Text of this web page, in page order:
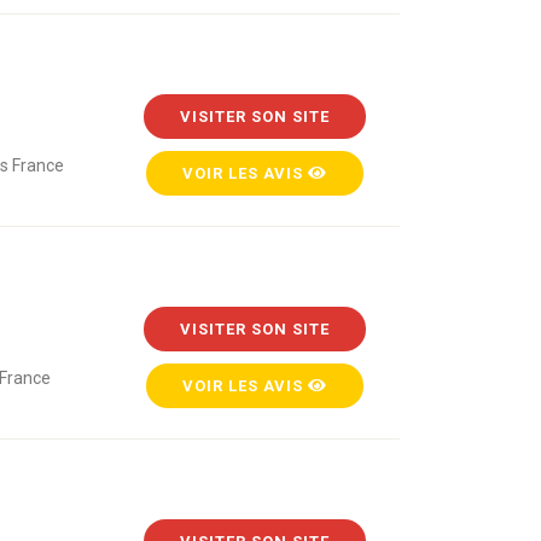
France
VISITER SON SITE
VOIR LES AVIS
VISITER SON SITE
VOIR LES AVIS